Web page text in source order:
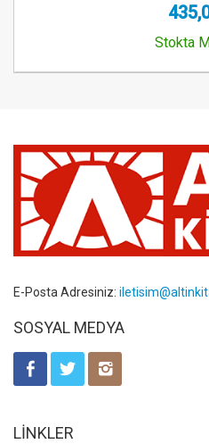
Stokta
E-Posta Adresiniz:
SOSYAL MEDYA
LİNKLER